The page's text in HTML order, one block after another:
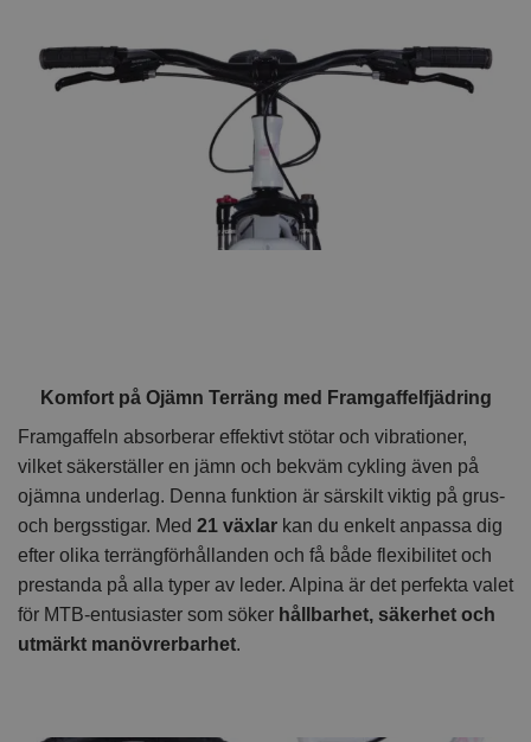
Komfort på Ojämn Terräng med Framgaffelfjädring
Framgaffeln absorberar effektivt stötar och vibrationer,
vilket säkerställer en jämn och bekväm cykling även på
ojämna underlag. Denna funktion är särskilt viktig på grus-
och bergsstigar. Med 21 växlar kan du enkelt anpassa dig
efter olika terrängförhållanden och få både flexibilitet och
prestanda på alla typer av leder. Alpina är det perfekta valet
för MTB-entusiaster som söker hållbarhet, säkerhet och
utmärkt manövrerbarhet.